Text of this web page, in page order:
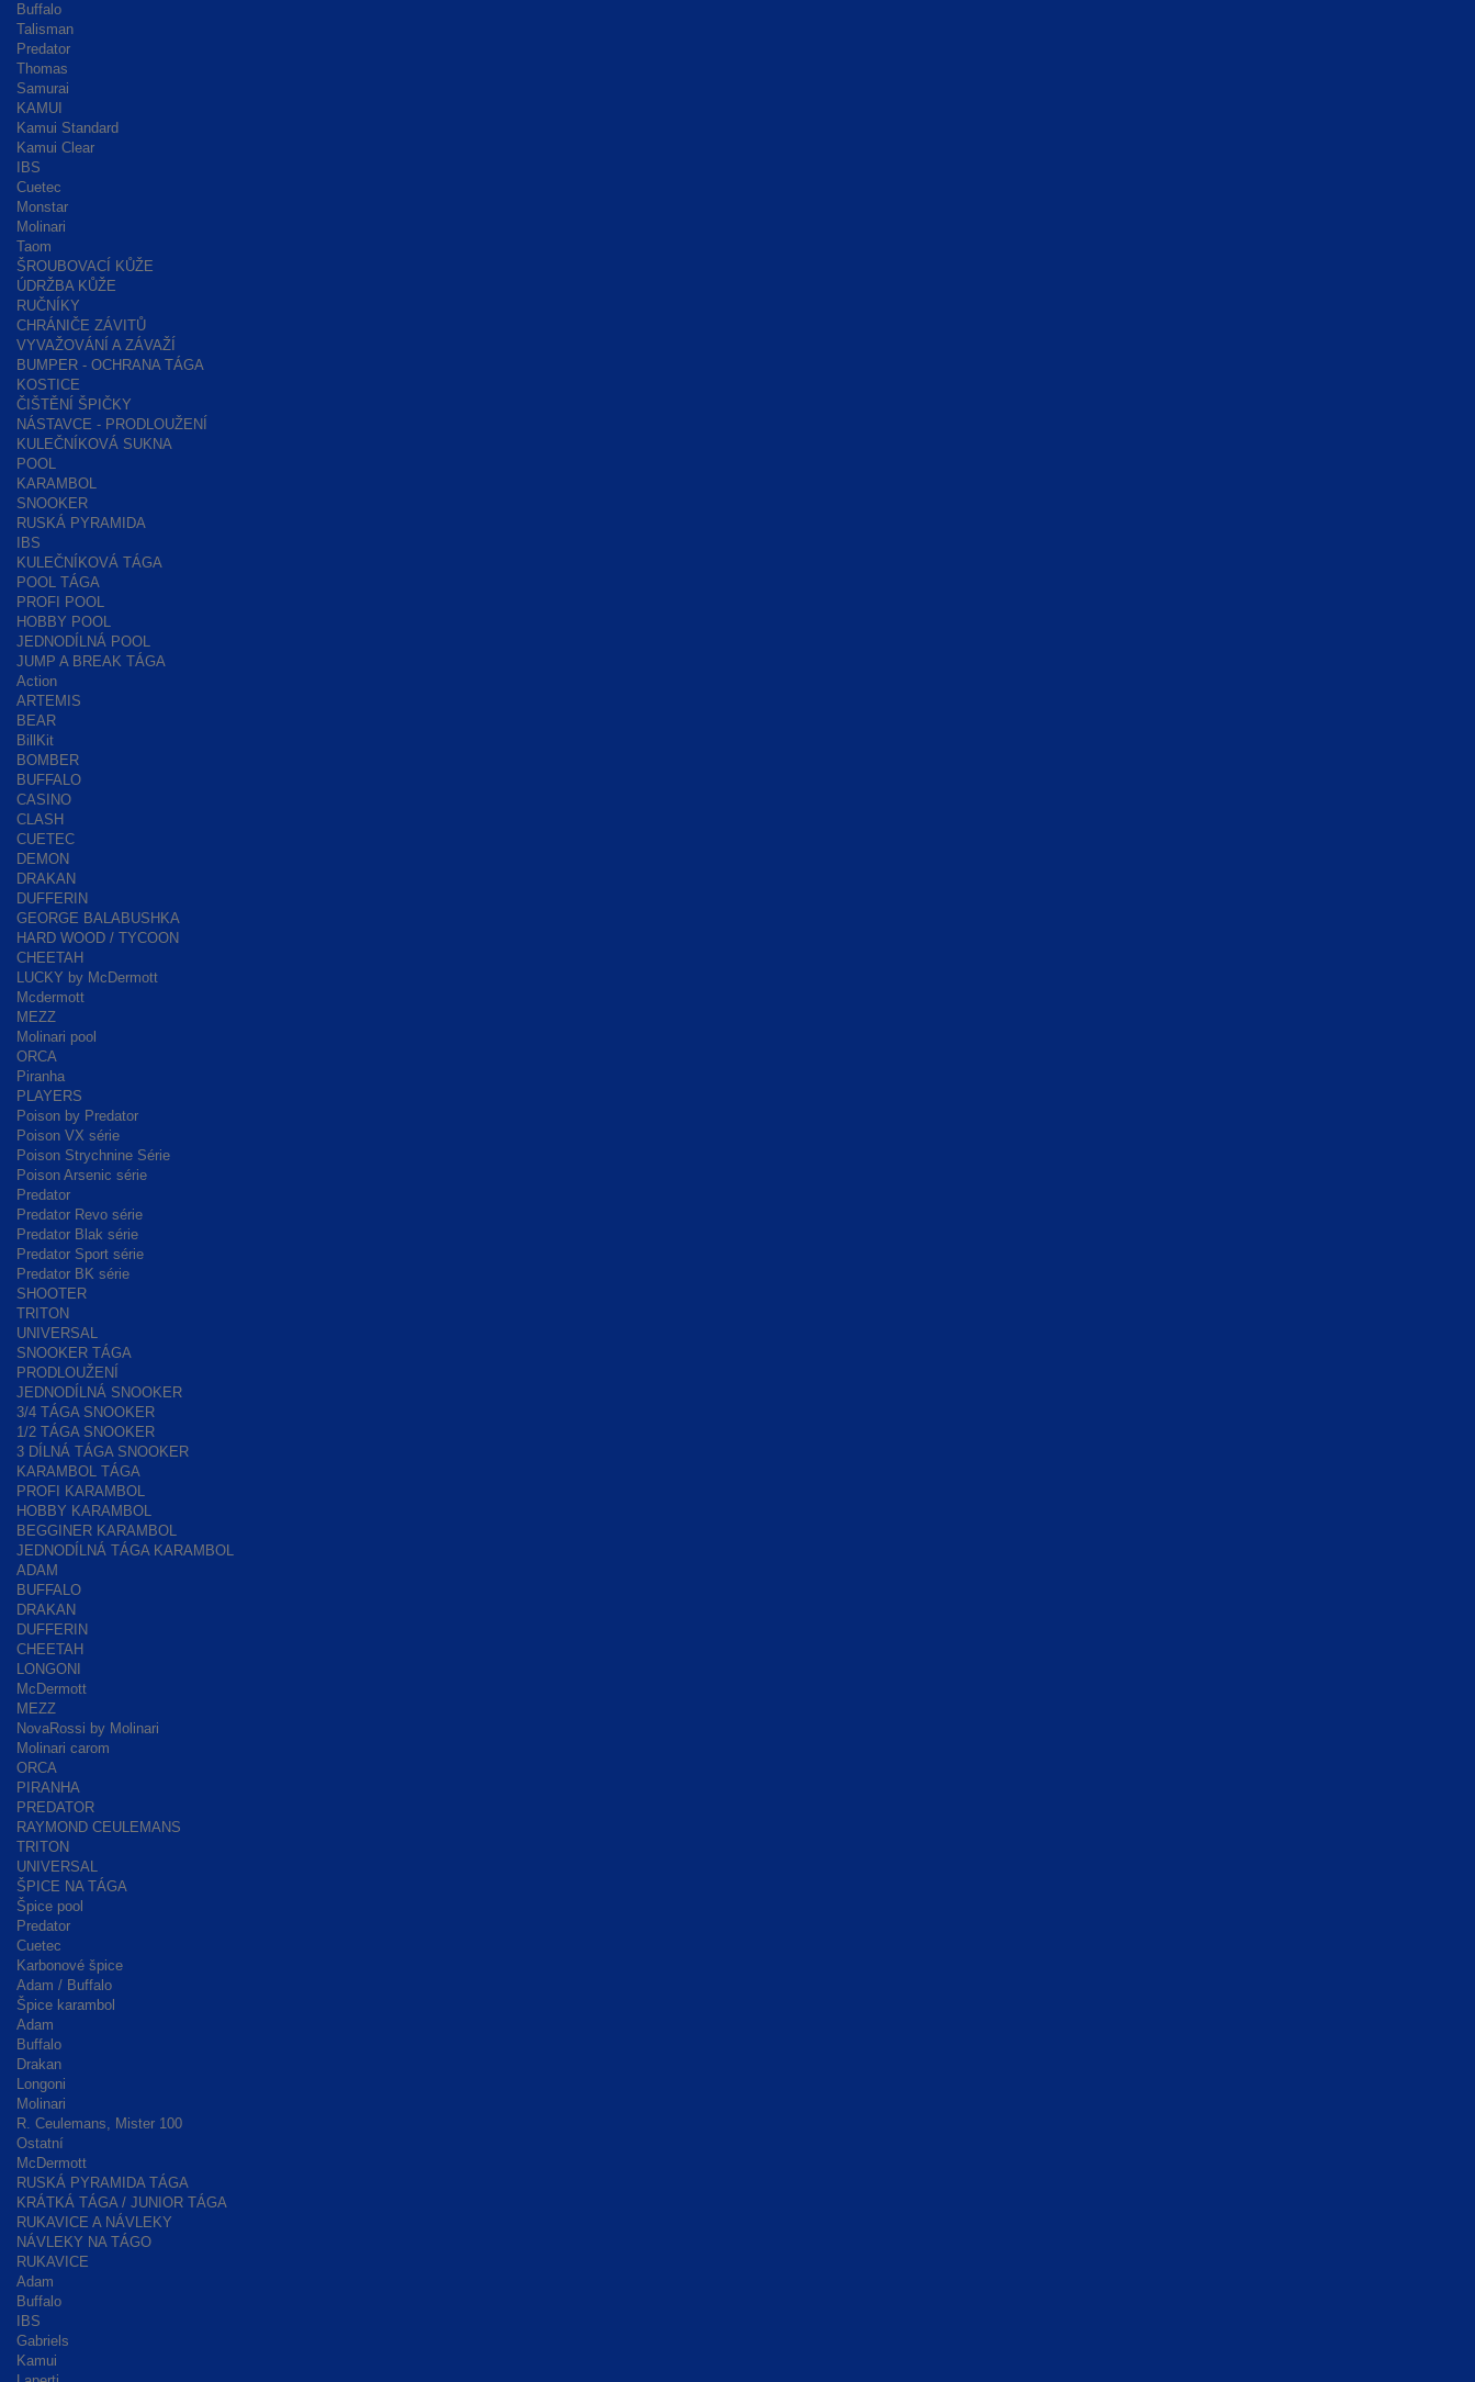
Buffalo
Talisman
Predator
Thomas
Samurai
KAMUI
Kamui Standard
Kamui Clear
IBS
Cuetec
Monstar
Molinari
Taom
ŠROUBOVACÍ KŮŽE
ÚDRŽBA KŮŽE
RUČNÍKY
CHRÁNIČE ZÁVITŮ
VYVAŽOVÁNÍ A ZÁVAŽÍ
BUMPER - OCHRANA TÁGA
KOSTICE
ČIŠTĚNÍ ŠPIČKY
NÁSTAVCE - PRODLOUŽENÍ
KULEČNÍKOVÁ SUKNA
POOL
KARAMBOL
SNOOKER
RUSKÁ PYRAMIDA
IBS
KULEČNÍKOVÁ TÁGA
POOL TÁGA
PROFI POOL
HOBBY POOL
JEDNODÍLNÁ POOL
JUMP A BREAK TÁGA
Action
ARTEMIS
BEAR
BillKit
BOMBER
BUFFALO
CASINO
CLASH
CUETEC
DEMON
DRAKAN
DUFFERIN
GEORGE BALABUSHKA
HARD WOOD / TYCOON
CHEETAH
LUCKY by McDermott
Mcdermott
MEZZ
Molinari pool
ORCA
Piranha
PLAYERS
Poison by Predator
Poison VX série
Poison Strychnine Série
Poison Arsenic série
Predator
Predator Revo série
Predator Blak série
Predator Sport série
Predator BK série
SHOOTER
TRITON
UNIVERSAL
SNOOKER TÁGA
PRODLOUŽENÍ
JEDNODÍLNÁ SNOOKER
3/4 TÁGA SNOOKER
1/2 TÁGA SNOOKER
3 DÍLNÁ TÁGA SNOOKER
KARAMBOL TÁGA
PROFI KARAMBOL
HOBBY KARAMBOL
BEGGINER KARAMBOL
JEDNODÍLNÁ TÁGA KARAMBOL
ADAM
BUFFALO
DRAKAN
DUFFERIN
CHEETAH
LONGONI
McDermott
MEZZ
NovaRossi by Molinari
Molinari carom
ORCA
PIRANHA
PREDATOR
RAYMOND CEULEMANS
TRITON
UNIVERSAL
ŠPICE NA TÁGA
Špice pool
Predator
Cuetec
Karbonové špice
Adam / Buffalo
Špice karambol
Adam
Buffalo
Drakan
Longoni
Molinari
R. Ceulemans, Mister 100
Ostatní
McDermott
RUSKÁ PYRAMIDA TÁGA
KRÁTKÁ TÁGA / JUNIOR TÁGA
RUKAVICE A NÁVLEKY
NÁVLEKY NA TÁGO
RUKAVICE
Adam
Buffalo
IBS
Gabriels
Kamui